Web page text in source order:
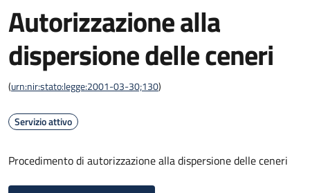
Autorizzazione alla
dispersione delle ceneri
(urn:nir:stato:legge:2001-03-30;130)
Servizio attivo
Procedimento di autorizzazione alla dispersione delle ceneri